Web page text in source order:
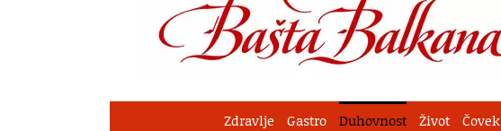
Zdravlje Gastro Duhovnost Život Čovek